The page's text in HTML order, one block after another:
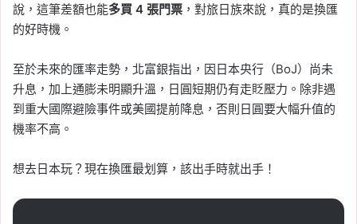
說，這筆差額也能多買 4 張門票 ，對旅日族來說，真的是換匯
的好時機。
至於未來的匯率走勢，北富銀指出，因日本央行（BoJ）尚未
升息，加上通膨未明顯升溫，日圓短期仍有走貶壓力。除非遇
到重大國際避險事件或美國提前降息，否則日圓要大幅升值的
機率不高。
想去日本玩？現在換匯最划算，該出手時就出手！